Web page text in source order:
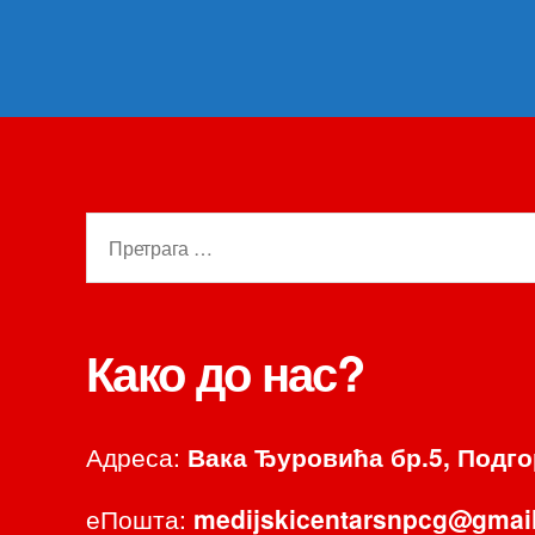
Како до нас?
Адреса: Вака Ђуровића бр.5,
еПошта: